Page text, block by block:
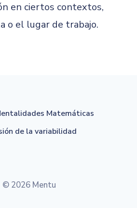
en ciertos contextos,
o el lugar de trabajo.
Matemáticas
de la variabilidad
© 2026 Mentu